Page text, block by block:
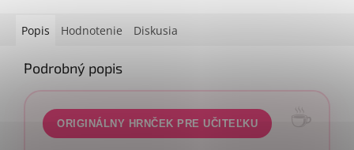
Popis Hodnotenie Diskusia
Podrobný popis
ORIGINÁLNY HRNČEK PRE UČITEĽKU